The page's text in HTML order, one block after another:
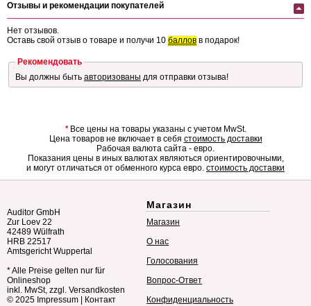
Отзывы и рекомендации покупателей
Нет отзывов.
Оставь свой отзыв о товаре и получи 10 баллов в подарок!
Рекомендовать
Вы должны быть авторизованы для отправки отзыва!
*Все цены на товары указаны с учетом MwSt.
Цена товаров не включает в себя стоимость доставки
Рабочая валюта сайта - евро.
Показания цены в иных валютах являються ориентировочными,
и могут отличаться от обменного курса евро. стоимость доставки
Auditor GmbH
Zur Loev 22
42489 Wülfrath
HRB 22517
Amtsgericht Wuppertal
* Alle Preise gelten nur für
Onlineshop
inkl. MwSt, zzgl. Versandkosten
© 2025 Impressum Контакт
Магазин
Магазин
О нас
Голосования
Вопрос-Ответ
Конфиденциальность